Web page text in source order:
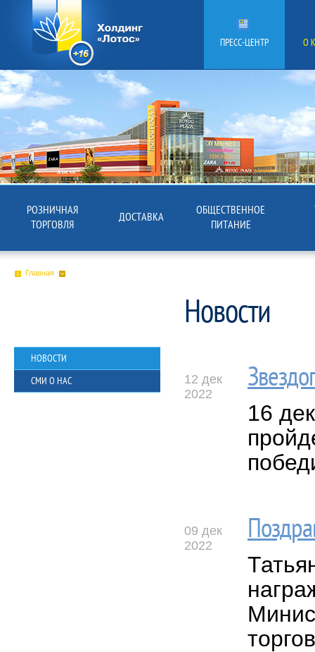
ПРЕСС-ЦЕНТР О
РОЗНИЧНАЯ
ТОРГОВЛЯ
ДОСТАВКА
ОБЩЕСТВЕННОЕ
ПИТАНИЕ
Главная
НОВОСТИ
СМИ О НАС
Новости
12 дек
2022
16
09 дек
2022